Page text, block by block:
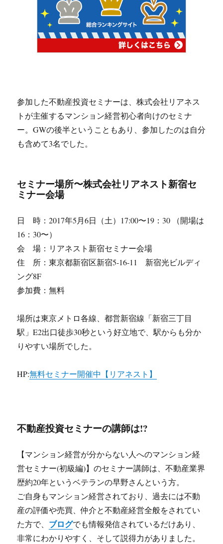
参加した不動産投資セミナーは、株式会社リアネス
トが主催するマンション経営初心者向けのセミナ
ー。GWの後半ということもあり、参加したのは自分
も含めて3名でした。
セミナー場所〜株式会社リアネスト新宿セ
ミナー会場
日 時：2017年5月6日（土）17:00〜19：30 （開場は
16：30〜）
会 場：リアネスト新宿セミナー会場
住 所：東京都新宿区新宿5-16-11 新宿光ビルディ
ング8F
参加費：無料
場所は東京メトロ各線、都営新宿線「新宿三丁目
駅」E2出口徒歩30秒という好立地で、駅からも分か
りやすい場所でした。
HP:無料セミナー開催中【リアネスト】
不動産投資セミナーの講師は!?
【マンション経営が分からない人へのマンション経
営セミナー(初級編)】のセミナー講師は、不動産業界
歴約20年というベテランの早野さんという方。
ご自身もマンション経営されており、過去には不動
産の評価や売買、仲介と不動産経営全般をされてい
た方で、 ブログでも情報発信されているだけあり、
非常にわかりやすく、そして説得力がありました。